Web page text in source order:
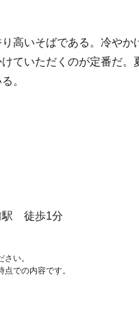
高いそばである。冷やか
ていただくのが定番だ。
。
駅 徒歩1分
い。
での内容です。